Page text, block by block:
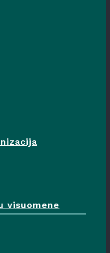
visuomene